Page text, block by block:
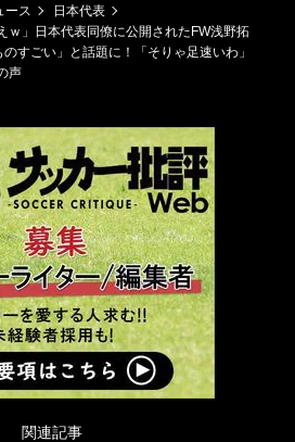
ース
日本代表
ｗ」日本代表同僚に公開されたFW浅野拓
すごい」と話題に！「そりゃ足速いわ」
声
関連記事